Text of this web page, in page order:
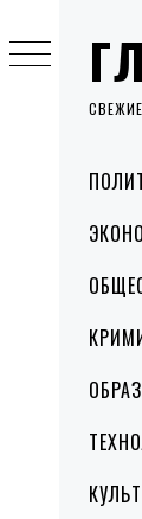
Menu
to
content